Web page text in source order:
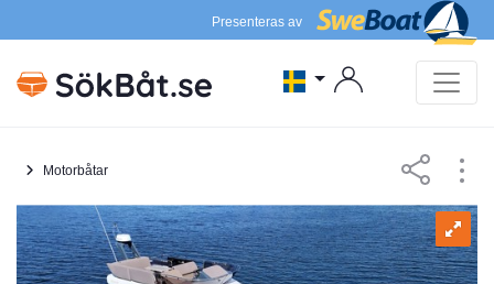
Presenteras av
Motorbåtar